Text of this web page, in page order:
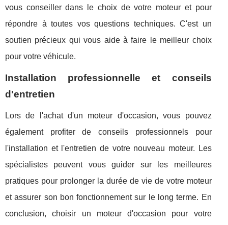
vous conseiller dans le choix de votre moteur et pour
répondre à toutes vos questions techniques. C'est un
soutien précieux qui vous aide à faire le meilleur choix
pour votre véhicule.
Installation professionnelle et conseils
d'entretien
Lors de l'achat d'un moteur d'occasion, vous pouvez
également profiter de conseils professionnels pour
l'installation et l'entretien de votre nouveau moteur. Les
spécialistes peuvent vous guider sur les meilleures
pratiques pour prolonger la durée de vie de votre moteur
et assurer son bon fonctionnement sur le long terme. En
conclusion, choisir un moteur d'occasion pour votre